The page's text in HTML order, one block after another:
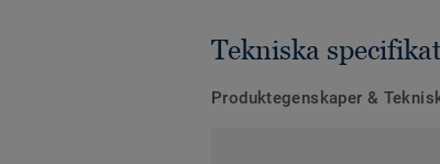
Tekniska
Produktegenskaper &